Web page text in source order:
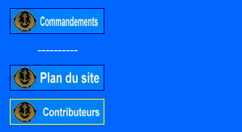
----------